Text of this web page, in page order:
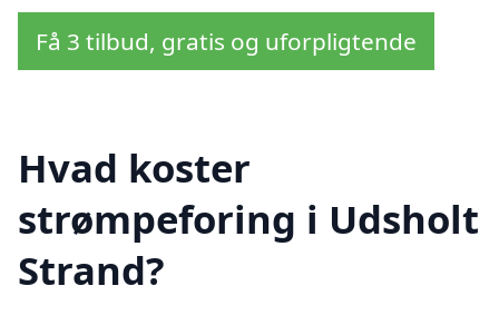
Få 3 tilbud, gratis og uforpligtende
Hvad koster
strømpeforing i Udsholt
Strand?